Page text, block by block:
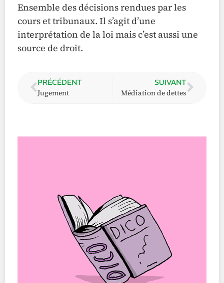
Ensemble des décisions rendues par les
cours et tribunaux. Il s’agit d’une
interprétation de la loi mais c’est aussi une
source de droit.
PRÉCÉDENT
Jugement
SUIVANT
Médiation de dettes